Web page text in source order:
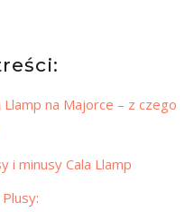
Llamp na Majorce – z czego
i minusy Cala Llamp
Plusy: